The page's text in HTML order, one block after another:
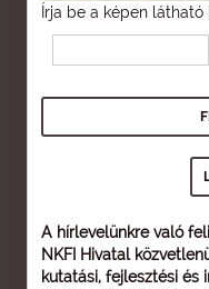
Írja be a képen látható
A hírlevelünkre való
NKFI Hivatal
kutatási, fejlesztési és